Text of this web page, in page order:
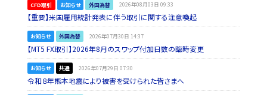
CFD取引 お知らせ 外国為替 2026年08月03日 09:33
【重要】米国雇用統計発表に伴う取引に関する注意喚起
お知らせ 外国為替 2026年07月30日 14:37
【MT5 FX取引】2026年8月のスワップ付加日数の臨時変更
お知らせ 共通 2026年07月29日 07:30
令和８年熊本地震により被害を受けられた皆さまへ